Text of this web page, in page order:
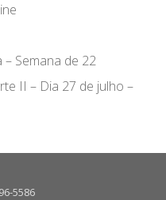
Semana de 22
II – Dia 27 de julho –
5586